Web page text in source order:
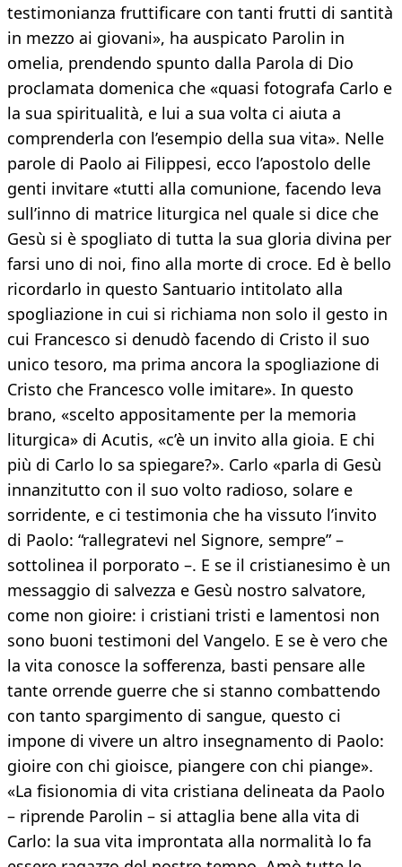
testimonianza fruttificare con tanti frutti di santità
in mezzo ai giovani», ha auspicato Parolin in
omelia, prendendo spunto dalla Parola di Dio
proclamata domenica che «quasi fotografa Carlo e
la sua spiritualità, e lui a sua volta ci aiuta a
comprenderla con l’esempio della sua vita». Nelle
parole di Paolo ai Filippesi, ecco l’apostolo delle
genti invitare «tutti alla comunione, facendo leva
sull’inno di matrice liturgica nel quale si dice che
Gesù si è spogliato di tutta la sua gloria divina per
farsi uno di noi, fino alla morte di croce. Ed è bello
ricordarlo in questo Santuario intitolato alla
spogliazione in cui si richiama non solo il gesto in
cui Francesco si denudò facendo di Cristo il suo
unico tesoro, ma prima ancora la spogliazione di
Cristo che Francesco volle imitare». In questo
brano, «scelto appositamente per la memoria
liturgica» di Acutis, «c’è un invito alla gioia. E chi
più di Carlo lo sa spiegare?». Carlo «parla di Gesù
innanzitutto con il suo volto radioso, solare e
sorridente, e ci testimonia che ha vissuto l’invito
di Paolo: “rallegratevi nel Signore, sempre” –
sottolinea il porporato –. E se il cristianesimo è un
messaggio di salvezza e Gesù nostro salvatore,
come non gioire: i cristiani tristi e lamentosi non
sono buoni testimoni del Vangelo. E se è vero che
la vita conosce la sofferenza, basti pensare alle
tante orrende guerre che si stanno combattendo
con tanto spargimento di sangue, questo ci
impone di vivere un altro insegnamento di Paolo:
gioire con chi gioisce, piangere con chi piange».
«La fisionomia di vita cristiana delineata da Paolo
– riprende Parolin – si attaglia bene alla vita di
Carlo: la sua vita improntata alla normalità lo fa